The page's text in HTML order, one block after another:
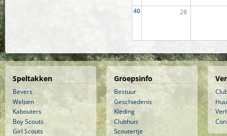
40 28
Speltakken
Bevers
Welpen
Kabouters
Boy Scouts
Girl Scouts
Groepsinfo
Bestuur
Geschiedenis
Kleding
Clubhuis
Scoutertje